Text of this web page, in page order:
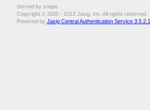
Served by snape
Copyright © 2005 - 2012 Jasig, Inc. All rights reserved.
Powered by Jasig Central Authentication Service 3.5.2.1